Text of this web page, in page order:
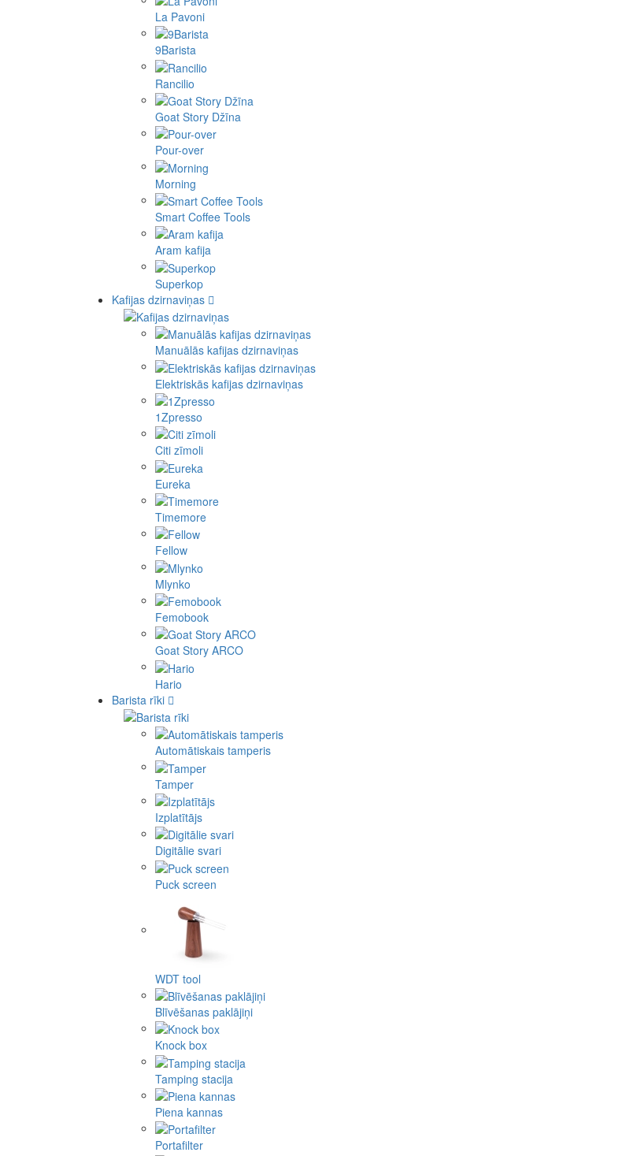
La Pavoni
9Barista
Rancilio
Goat Story Džīna
Pour-over
Morning
Smart Coffee Tools
Aram kafija
Superkop
Kafijas dzirnaviņas
Manuālās kafijas dzirnaviņas
Elektriskās kafijas dzirnaviņas
1Zpresso
Citi zīmoli
Eureka
Timemore
Fellow
Mlynko
Femobook
Goat Story ARCO
Hario
Barista rīki
Automātiskais tamperis
Tamper
Izplatītājs
Digitālie svari
Puck screen
WDT tool
Blīvēšanas paklājiņi
Knock box
Tamping stacija
Piena kannas
Portafilter